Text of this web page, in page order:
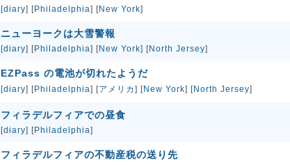
[diary] [Philadelphia] [New York]
ニューヨークは大雪警報
[diary] [Philadelphia] [New York] [North Jersey]
EZPass の電池が切れたようだ
[diary] [Philadelphia] [アメリカ ] [New York] [North Jersey]
フィラデルフィアでの昼食
[diary] [Philadelphia]
フィラデルフィアの不動産税の送り先